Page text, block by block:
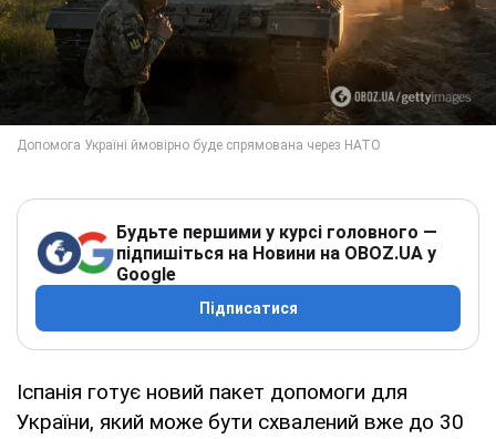
Будьте першими у курсі головного —
підпишіться на Новини на OBOZ.UA у
Google
Підписатися
Іспанія готує новий пакет допомоги для
України, який може бути схвалений вже до 30